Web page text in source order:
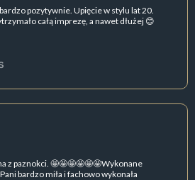
pozytywnie. Upięcie w stylu lat 20.
całą imprezę, a nawet dłużej 😊
z paznokci. 🤩🤩🤩🤩🤩🤩Wykonane
bardzo miła i fachowo wykonała